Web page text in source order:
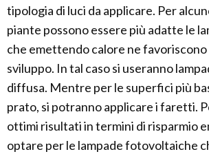
tipologia di luci da applicare. Per
piante possono essere più adatte le
che emettendo calore ne favoriscono
sviluppo. In tal caso si useranno
diffusa. Mentre per le superfici più
prato, si potranno applicare i faretti.
ottimi risultati in termini di risparmio
optare per le lampade fotovoltaiche